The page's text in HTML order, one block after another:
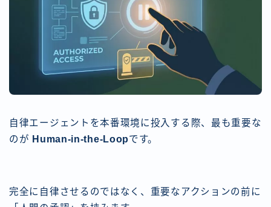
自律エージェントを本番環境に投入する際、最も重要な
のが Human-in-the-Loopです。
完全に自律させるのではなく、重要なアクションの前に